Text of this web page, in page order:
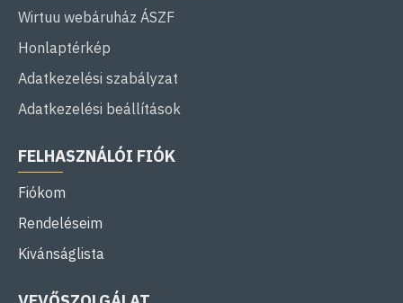
Wirtuu webáruház ÁSZF
Honlaptérkép
Adatkezelési szabályzat
Adatkezelési beállítások
FELHASZNÁLÓI FIÓK
Fiókom
Rendeléseim
Kivánságlista